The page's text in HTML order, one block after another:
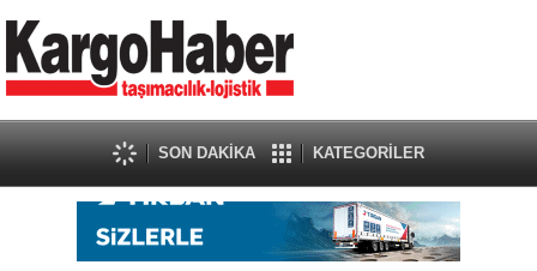
SON DAKİKA KATEGORİLER